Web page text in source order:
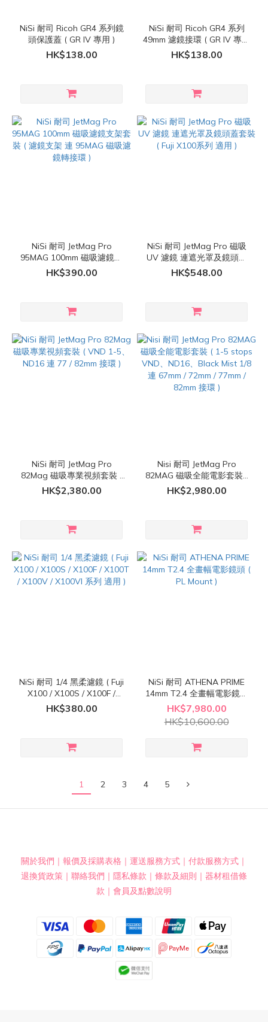
NiSi 耐司 Ricoh GR4 系列鏡
頭保護蓋 ( GR IV 專用 )
HK$138.00
NiSi 耐司 Ricoh GR4 系列
49mm 濾鏡接環 ( GR IV 專用
)
HK$138.00
NiSi 耐司 JetMag Pro
95MAG 100mm 磁吸濾鏡支
架套裝 ( 濾鏡支架 連
95MAG 磁吸濾鏡轉接環 )
HK$390.00
NiSi 耐司 JetMag Pro 磁吸
UV 濾鏡 連遮光罩及鏡頭蓋
套裝 ( Fuji X100系列 適用 )
HK$548.00
NiSi 耐司 JetMag Pro
82Mag 磁吸專業視頻套裝 (
VND 1-5、ND16 連 77 /
82mm 接環 )
HK$2,380.00
Nisi 耐司 JetMag Pro
82MAG 磁吸全能電影套裝 (
1-5 stops VND、ND16、
Black Mist 1/8 連 67mm /
HK$2,980.00
NiSi 耐司 1/4 黑柔濾鏡 ( Fuji
X100 / X100S / X100F /
X100T / X100V / X100VI 系
列 適用 )
HK$380.00
NiSi 耐司 ATHENA PRIME
14mm T2.4 全畫幅電影鏡頭
( PL Mount )
HK$7,980.00
HK$10,600.00
1 2 3 4 5
關於我們 ｜ 報價及採購表格 ｜ 運送服務方式 ｜ 付款服務方式 ｜
退換貨政策 ｜ 聯絡我們 ｜ 隱私條款 ｜ 條款及細則 ｜ 器材租借條
款 ｜ 會員及點數說明